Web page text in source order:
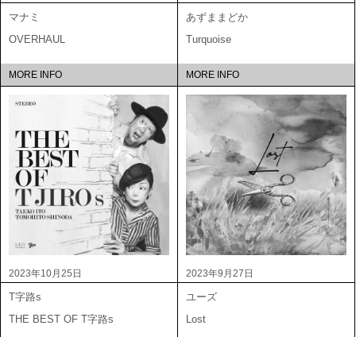
マナミ
OVERHAUL
MORE INFO
あずままどか
Turquoise
MORE INFO
2023年10月25日
T字路s
THE BEST OF T字路s
2023年9月27日
ユーズ
Lost